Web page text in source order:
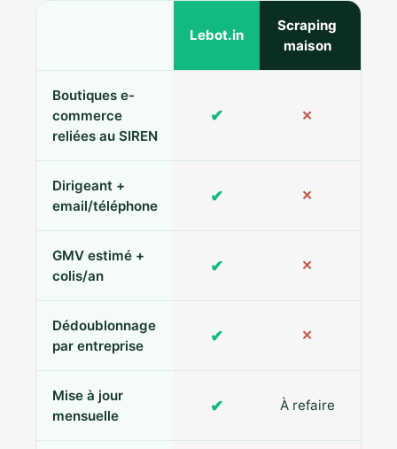
Lebot.in
Scraping
maison
Boutiques e-
commerce
reliées au SIREN
✔ ✕
Dirigeant +
email/téléphone
✔ ✕
GMV estimé +
colis/an
✔ ✕
Dédoublonnage
par entreprise
✔ ✕
Mise à jour
mensuelle
✔ À refaire